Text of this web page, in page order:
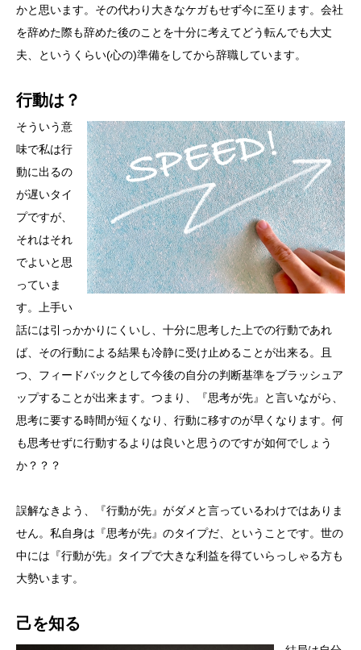
かと思います。その代わり大きなケガもせず今に至ります。会社
を辞めた際も辞めた後のことを十分に考えてどう転んでも大丈
夫、というくらい(心の)準備をしてから辞職しています。
行動は？
そういう意
味で私は行
動に出るの
が遅いタイ
プですが、
それはそれ
でよいと思
っていま
す。上手い
話には引っかかりにくいし、十分に思考した上での行動であれ
ば、その行動による結果も冷静に受け止めることが出来る。且
つ、フィードバックとして今後の自分の判断基準をブラッシュア
ップすることが出来ます。つまり、『思考が先』と言いながら、
思考に要する時間が短くなり、行動に移すのが早くなります。何
も思考せずに行動するよりは良いと思うのですが如何でしょう
か？？？
誤解なきよう、『行動が先』がダメと言っているわけではありま
せん。私自身は『思考が先』のタイプだ、ということです。世の
中には『行動が先』タイプで大きな利益を得ていらっしゃる方も
大勢います。
己を知る